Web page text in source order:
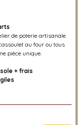
de poterie artisanale
au four ou tous
pièce unique.
+ frais